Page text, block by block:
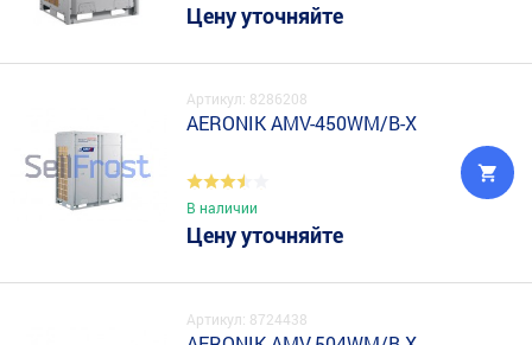
Цену уточняйте
Артикул: 8286208
AERONIK AMV-450WM/B-X
В наличии
Цену уточняйте
Артикул: 8724438